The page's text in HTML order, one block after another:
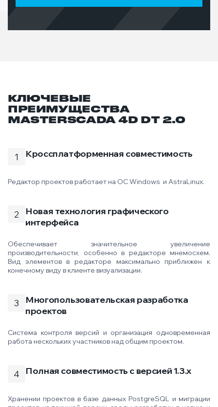
КЛЮЧЕВЫЕ
ПРЕИМУЩЕСТВА
MASTERSCADA 4D DT 2.0
Кроссплатформенная совместимость
Редактор проектов работает на ОС Windows и AstraLinux.
Новая технология графического
интерфейса
Обеспечивает значительное увеличение
производительности, особенно в редакторе мнемосхем.
Вид элементов в редакторе максимально приближен к
конечному виду в клиенте визуализации.
Многопользовательская разработка
проектов
Система контроля версий и организация одновременная
работа нескольких участников над общим проектом.
Полная совместимость с версией 1.3.x
Хранении проектов в базе данных PostgreSQL и миграции